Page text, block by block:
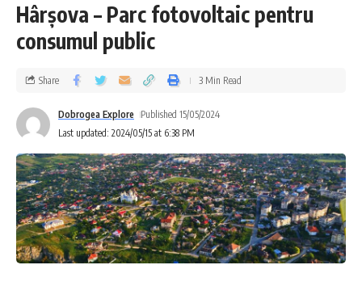
Hârșova – Parc fotovoltaic pentru
consumul public
Last updated: 2024/05/15 at 6:38 PM
Dobrogea Explore Published 15/05/2024
Share 3 Min Read